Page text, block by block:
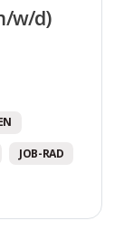
w/d)
JOB-RAD